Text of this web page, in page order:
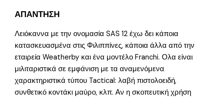
ΑΠΑΝΤΗΣΗ
Λειόκαννα με την ονομασία SAS 12 έχω δει κάποια
κατασκευασμένα στις Φιλιππίνες, κάποια άλλα από την
εταιρεία Weatherby και ένα μοντέλο Franchi. Ολα είναι
μιλιταριστικά σε εμφάνιση με τα αναμενόμενα
χαρακτηριστικά τύπου Tactical: λαβή πιστολοειδή,
συνθετικό κοντάκι μαύρο, κλπ. Αν η σκοπευτική χρήση